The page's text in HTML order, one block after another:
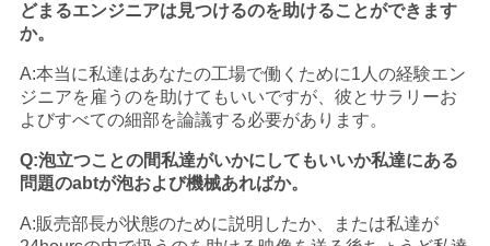
どまるエンジニアは見つけるのを助けることができます
か。
A:本当に私達はあなたの工場で働くために1人の経験エン
ジニアを雇うのを助けてもいいですが、彼とサラリーお
よびすべての細部を論議する必要があります。
Q:泡立つことの間私達がいかにしてもいいか私達にある
問題のabtが泡および機械あればか。
A:販売部長が状態のために説明したか、または私達が